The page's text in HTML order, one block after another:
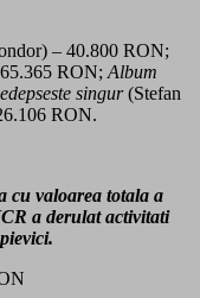
– 40.800 RON;
RON; Album
singur(Stefan
RON.
cu valoarea totala a
a derulat activitati